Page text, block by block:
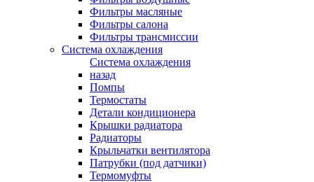
Фильтры масляные
Фильтры салона
Фильтры трансмиссии
Система охлаждения
Система охлаждения
назад
Помпы
Термостаты
Детали кондиционера
Крышки радиатора
Радиаторы
Крыльчатки вентилятора
Патрубки (под датчики)
Термомуфты